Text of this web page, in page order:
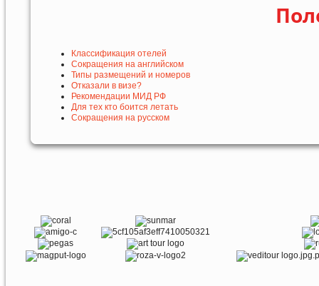
Классификация отелей
Сокращения на английском
Типы размещений и номеров
Отказали в визе?
Рекомендации МИД РФ
Для тех кто боится летать
Сокращения на русском